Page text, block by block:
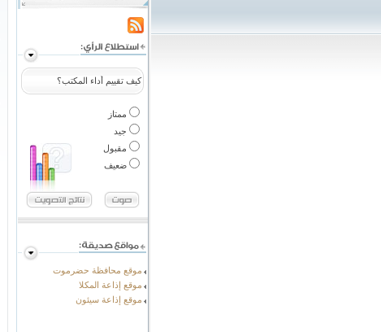
كيف تقييم أداء المكتب؟
ممتاز
جيد
مقبول
ضعيف
موقع محافظة حضرموت
موقع إذاعة المكلا
موقع إذاعة سيئون